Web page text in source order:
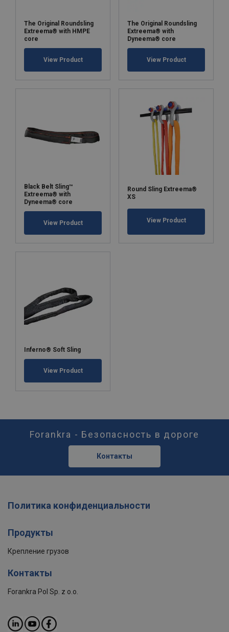
The Original Roundsling
Extreema® with HMPE
core
View Product
The Original Roundsling
Extreema® with
Dyneema® core
View Product
Black Belt Sling™
Extreema® with
Dyneema® core
View Product
Round Sling Extreema®
XS
View Product
Inferno® Soft Sling
View Product
Forankra - Безопасность в дороге
Контакты
Политика конфиденциальности
Продукты
Крепление грузов
Контакты
Forankra Pol Sp. z o.o.